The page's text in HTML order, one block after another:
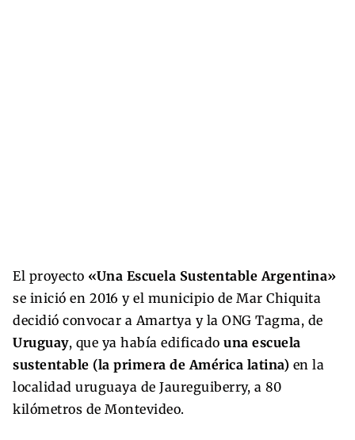
El proyecto «Una Escuela Sustentable Argentina»
se inició en 2016 y el municipio de Mar Chiquita
decidió convocar a Amartya y la ONG Tagma, de
Uruguay, que ya había edificado una escuela
sustentable (la primera de América latina) en la
localidad uruguaya de Jaureguiberry, a 80
kilómetros de Montevideo.